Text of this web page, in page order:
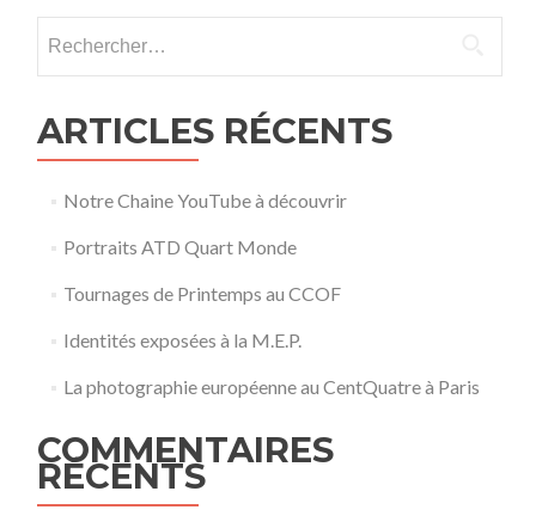
ARTICLES RÉCENTS
Notre Chaine YouTube à découvrir
Portraits ATD Quart Monde
Tournages de Printemps au CCOF
Identités exposées à la M.E.P.
La photographie européenne au CentQuatre à Paris
COMMENTAIRES
RÉCENTS